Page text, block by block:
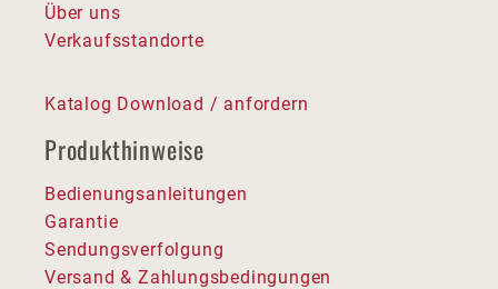
Über uns
Verkaufsstandorte
Katalog Download / anfordern
Produkthinweise
Bedienungsanleitungen
Garantie
Sendungsverfolgung
Versand & Zahlungsbedingungen